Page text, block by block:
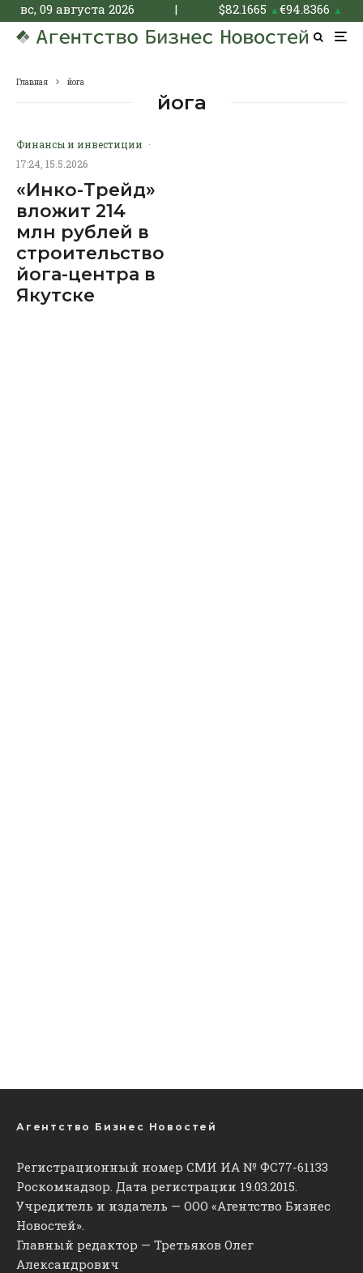
вс, 09 августа 2026 | $82.1665 ▲€94.8366 ▲
Главная йога
йога
Финансы и инвестиции ·
17:24, 15.5.2026
«Инко-Трейд»
вложит 214
млн рублей в
строительство
йога-центра в
Якутске
Агентство Бизнес Новостей
Регистрационный номер СМИ ИА № ФС77-61133
Роскомнадзор. Дата регистрации 19.03.2015.
Учредитель и издатель — ООО «Агентство Бизнес
Новостей».
Главный редактор — Третьяков Олег
Александрович